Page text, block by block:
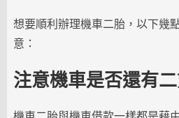
想要順利辦理機車二胎，以下幾
意：
注意機車是否還有